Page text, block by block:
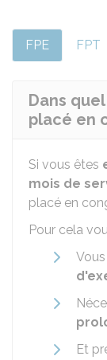
FPE FPT
Dans
placé en
Si vous êtes
mois de
placé en
Pour cela
Et